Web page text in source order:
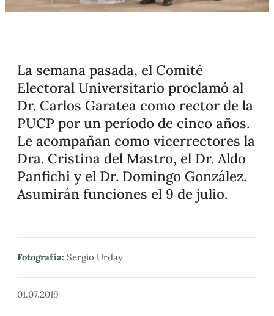
La semana pasada, el Comité
Electoral Universitario proclamó al
Dr. Carlos Garatea como rector de la
PUCP por un período de cinco años.
Le acompañan como vicerrectores la
Dra. Cristina del Mastro, el Dr. Aldo
Panfichi y el Dr. Domingo González.
Asumirán funciones el 9 de julio.
Fotografía: Sergio Urday
01.07.2019